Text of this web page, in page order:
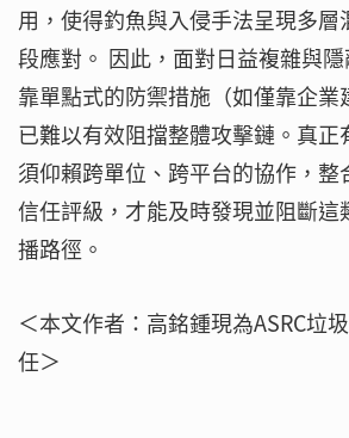
用，使得釣魚與入侵手法呈現多層
段應對。 因此，面對日益複雜與
靠單點式的防禦措施（如僅靠企業
已難以有效阻擋整體攻擊鏈。真正
須仰賴跨單位、跨平台的協作，整
信任評級，才能及時發現並阻斷這
播路徑。
＜本文作者：高銘鍾現為ASRC垃
任＞